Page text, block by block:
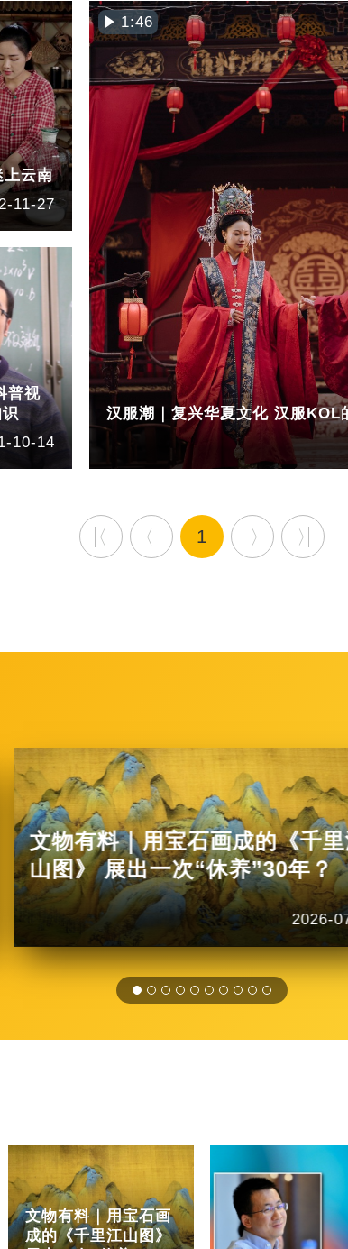
上云南
11-27
普视
10-14
1:46
汉服潮｜复兴华夏文化 汉服KOL
1
文物有料｜用宝石画成的《千
山图》 展出一次“休养”30年？
2026-
文物有料｜用宝石画
成的《千里江山图》